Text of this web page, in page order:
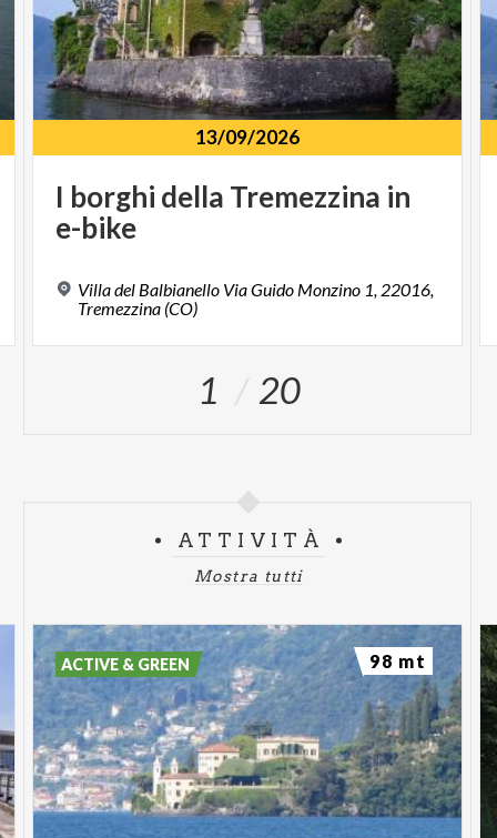
13/09/2026
I borghi della Tremezzina in
e-bike
Villa del Balbianello Via Guido Monzino 1, 22016,
Tremezzina (CO)
1 20
ATTIVITÀ
Mostra tutti
ACTIVE & GREEN 98 mt